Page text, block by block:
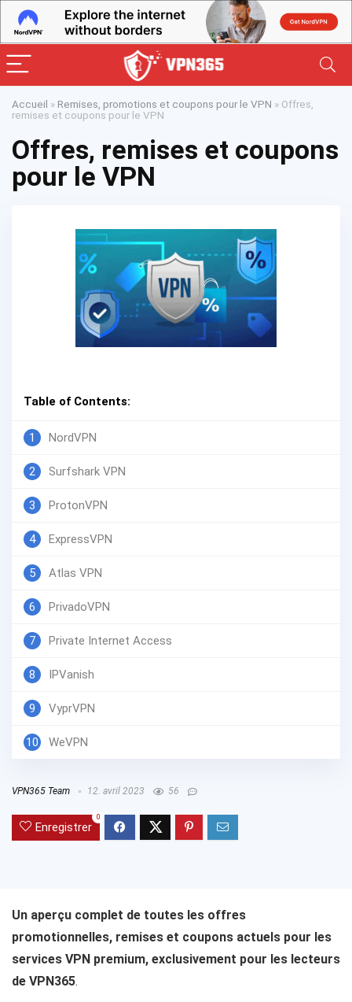
Accueil » Remises, promotions et coupons pour le VPN » Offres,
remises et coupons pour le VPN
Offres, remises et coupons
pour le VPN
Table of Contents:
1 NordVPN
2 Surfshark VPN
3 ProtonVPN
4 ExpressVPN
5 Atlas VPN
6 PrivadoVPN
7 Private Internet Access
8 IPVanish
9 VyprVPN
10 WeVPN
VPN365 Team 12. avril 2023 56
Enregistrer
0
Un aperçu complet de toutes les offres
promotionnelles, remises et coupons actuels pour les
services VPN premium, exclusivement pour les lecteurs
de VPN365.